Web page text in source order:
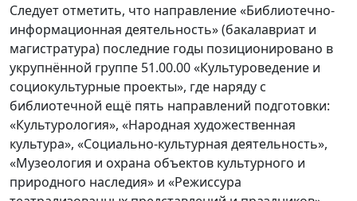
Следует отметить, что направление «Библиотечно-
информационная деятельность» (бакалавриат и
магистратура) последние годы позиционировано в
укрупнённой группе 51.00.00 «Культуроведение и
социокультурные проекты», где наряду с
библиотечной ещё пять направлений подготовки:
«Культурология», «Народная художественная
культура», «Социально-культурная деятельность»,
«Музеология и охрана объектов культурного и
природного наследия» и «Режиссура